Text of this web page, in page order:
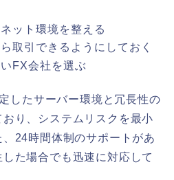
ット環境を整える
取引できるようにしておく
FX会社を選ぶ
したサーバー環境と冗長性の
り、システムリスクを最小
24時間体制のサポートがあ
た場合でも迅速に対応して